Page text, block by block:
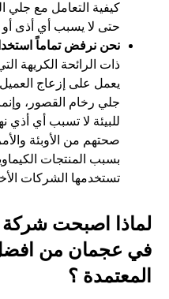
كيفية التعامل مع جلي
حتى لا يسبب أي أذى أو
نحن نرفض تماماً
ذات الرائحة الكريهة
يعمل على إزعاج
جلي رخام القصور،
للبيئة لا تسبب أي أذي
صحتهم من الأوبئة
بسبب المنتجات
تستخدمها الشركات
لماذا اصبحت شركة
في عجمان من
المعتمدة ؟